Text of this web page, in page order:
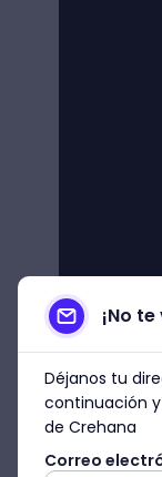
¡No
Déjanos tu
continuación
de Crehana
Correo